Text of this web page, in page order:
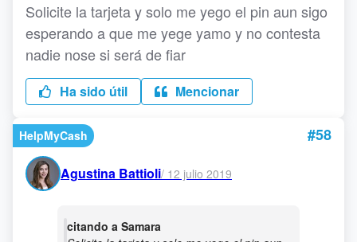
Solicite la tarjeta y solo me yego el pin aun sigo
esperando a que me yege yamo y no contesta
nadie nose si será de fiar
Ha sido útil Mencionar
HelpMyCash #58
Agustina Battioli/ 12 julio 2019
citando a Samara